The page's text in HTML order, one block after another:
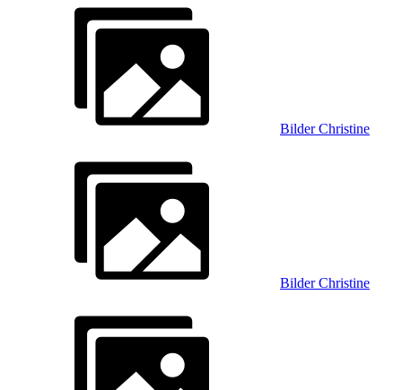
Bilder Christine
Bilder Christine